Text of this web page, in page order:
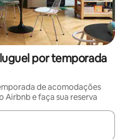
por temporada
de acomodações
Airbnb e faça sua reserva
disponíveis, explore-os